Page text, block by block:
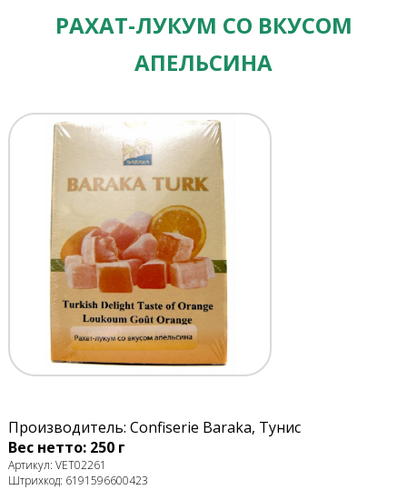
РАХАТ-ЛУКУМ СО ВКУСОМ
АПЕЛЬСИНА
Производитель: Confiserie Baraka, Тунис
Вес нетто: 250 г
Артикул: VET02261
Штрихкод: 6191596600423